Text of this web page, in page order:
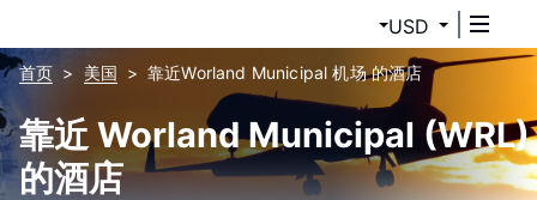
USD
首页 美国 靠近Worland Municipal 机场 的酒店
靠近 Worland Municipal (WRL)
的酒店